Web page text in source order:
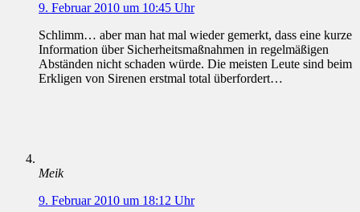
9. Februar 2010 um 10:45 Uhr
Schlimm… aber man hat mal wieder gemerkt, dass eine kurze
Information über Sicherheitsmaßnahmen in regelmäßigen
Abständen nicht schaden würde. Die meisten Leute sind beim
Erkligen von Sirenen erstmal total überfordert…
Meik
9. Februar 2010 um 18:12 Uhr